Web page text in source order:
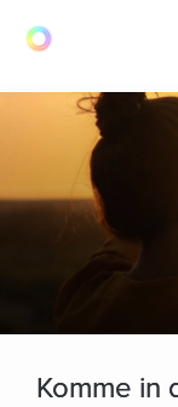
Komme in